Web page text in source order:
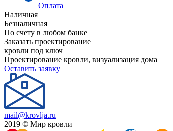
Оплата
Наличная
Безналичная
По счету в любом банке
Заказать проектирование
кровли под ключ
Проектирование кровли, визуализация дома
Оставить заявку
mail@krovlja.ru
2019 © Мир кровли